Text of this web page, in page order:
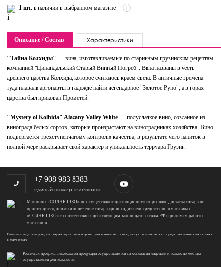
1 шт. в наличии в выбранном магазине
Описание / Состав Характеристики
"Тайна Колхиды" — вина, изготавливаемые по старинным грузинским рецептам
компанией "Цинандальский Старый Винный Погреб". Вина названы в честь
древнего царства Колхида, которое считалось краем света. В античные времена
туда плавали аргонавты в надежде найти легендарное "Золотое Руно", а в горах
царства был прикован Прометей.
"Mystery of Kolhida" Alazany Valley White — полусладкое вино, созданное из
винограда белых сортов, которые произрастают на виноградниках хозяйства. Вино
подвергается трехступенчатому контролю качества, в результате чего напиток в
полной мере раскрывает свой характер и уникальность терруара Грузии.
+7 908 983 8383
единый номер телефона
Магазины «СОЛНЫШКО» не осуществляют дистанционную торговлю, доставка товара не
производится, оплата и получение товара происходит непосредственно в магазинах
«СОЛНЫШКО» в соответствии с действующим законодательством РФ и режимом работы
магазинов.
Внешний вид товаров, его характеристики и цены, указанные на сайте, могут отличаться от представленных на полках
в магазинах.
Розничная продажа алкогольной продукции осуществляется на основании лицензии и только по местам
осуществления деятельности.